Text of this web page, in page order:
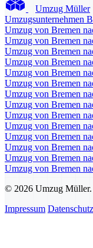
Umzug Müller
Umzugsunternehmen
Umzug von Bremen
Umzug von Bremen
Umzug von Bremen
Umzug von Bremen
Umzug von Bremen
Umzug von Bremen
Umzug von Bremen
Umzug von Bremen
Umzug von Bremen
Umzug von Bremen
Umzug von Bremen
Umzug von Bremen
Umzug von Bremen
Umzug von Bremen
© 2026 Umzug Müller.
Impressum Datenschutz